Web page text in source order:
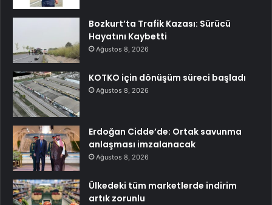
Bozkurt’ta Trafik Kazası: Sürücü
Hayatını Kaybetti
Ağustos 8, 2026
KOTKO için dönüşüm süreci başladı
Ağustos 8, 2026
Erdoğan Cidde’de: Ortak savunma
anlaşması imzalanacak
Ağustos 8, 2026
Ülkedeki tüm marketlerde indirim
artık zorunlu